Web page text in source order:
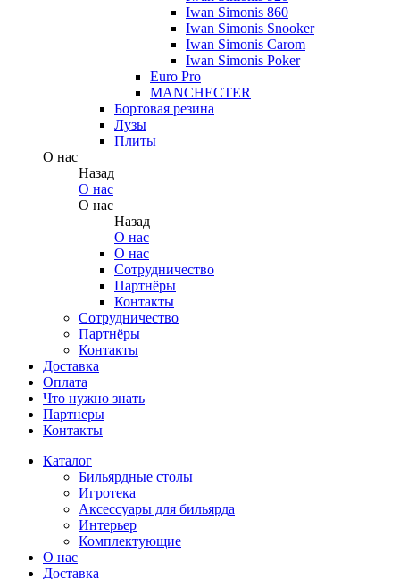
Iwan Simonis 860
Iwan Simonis Snooker
Iwan Simonis Carom
Iwan Simonis Poker
Euro Pro
MANCHECTER
Бортовая резина
Лузы
Плиты
О нас
Назад
О нас
О нас
Назад
О нас
О нас
Сотрудничество
Партнёры
Контакты
Сотрудничество
Партнёры
Контакты
Доставка
Оплата
Что нужно знать
Партнеры
Контакты
Каталог
Бильярдные столы
Игротека
Аксессуары для бильярда
Интерьер
Комплектующие
О нас
Доставка